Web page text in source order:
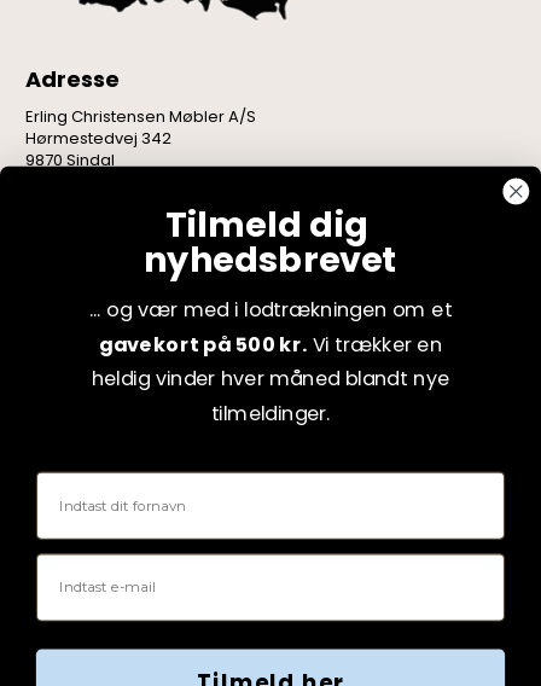
Adresse
Erling Christensen Møbler A/S
Hørmestedvej 342
9870 Sindal
Tilmeld dig
nyhedsbrevet
... og vær med i lodtrækningen om et
gavekort på 500 kr. Vi trækker en
heldig vinder hver måned blandt nye
tilmeldinger.
Fornavn
Email